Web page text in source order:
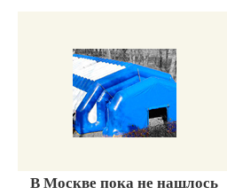
В Москве пока не нашлось